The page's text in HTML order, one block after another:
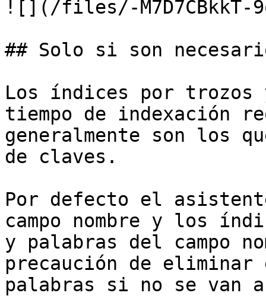
![](/files/-M7D7CBkkT-
## Solo si son
Los índices por trozos
tiempo de indexación
generalmente son los
de claves.
Por defecto el
campo nombre y los
y palabras del campo
precaución de
palabras si no se